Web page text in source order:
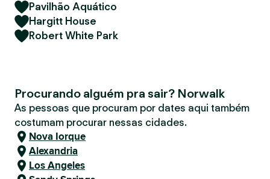
Pavilhão Aquático
Hargitt House
Robert White Park
Procurando alguém pra sair? Norwalk
As pessoas que procuram por dates aqui também
costumam procurar nessas cidades.
Nova Iorque
Alexandria
Los Angeles